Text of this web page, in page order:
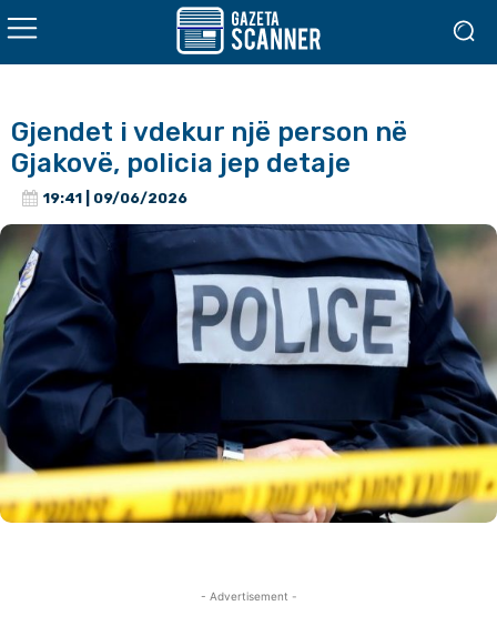
Gjendet i vdekur një person në
Gjakovë, policia jep detaje
19:41 | 09/06/2026
- Advertisement -